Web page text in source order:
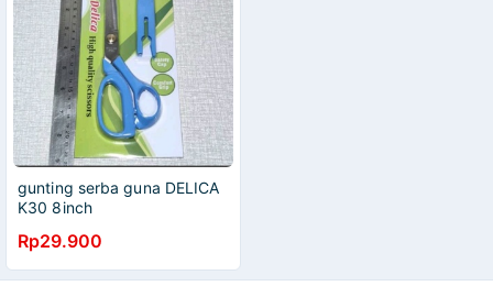
gunting serba guna DELICA
K30 8inch
Rp29.900